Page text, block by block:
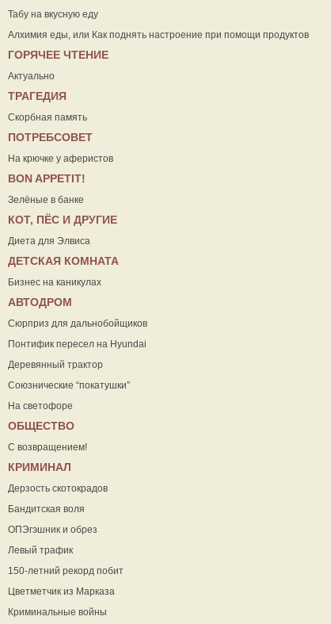
Табу на вкусную еду
Алхимия еды, или Как поднять настроение при помощи продуктов
ГОРЯЧЕЕ ЧТЕНИЕ
Актуально
ТРАГЕДИЯ
Скорбная память
ПОТРЕБСОВЕТ
На крючке у аферистов
ВON APPETIT!
Зелёные в банке
КОТ, ПЁС И ДРУГИЕ
Диета для Элвиса
ДЕТСКАЯ КОМНАТА
Бизнес на каникулах
АВТОДРОМ
Сюрприз для дальнобойщиков
Понтифик пересел на Hyundai
Деревянный трактор
Союзнические “покатушки”
На светофоре
ОБЩЕСТВО
С возвращением!
КРИМИНАЛ
Дерзость скотокрадов
Бандитская воля
ОПЭгэшник и обрез
Левый трафик
150-летний рекорд побит
Цветметчик из Марказа
Криминальные войны